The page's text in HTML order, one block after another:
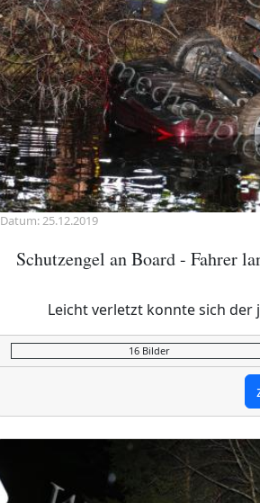
Datum: 25.12.2019
Schutzengel an Board - Fahrer
Leicht verletzt konnte sich der
16 Bilder